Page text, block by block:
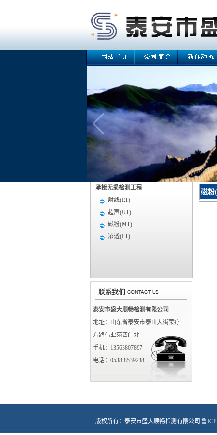
承接无损检测工程
射线(RT)
超声(UT)
磁粉(MT)
渗透(PT)
泰安市盛大顺畅检测有限公司
地址：山东省泰安市泰山大街荣疗
东路伟业苑西门北
手机：13563807897
电话：0538-8539288
磁粉
版权所有：泰安市盛大顺畅检测有限公司 鲁